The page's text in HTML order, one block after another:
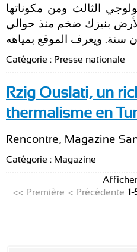
الثالث ومن مكوناتها
بنيزك ضخم منذ حوالي
Catégorie : Presse nationale
Rzig Ouslati, un
thermalisme en
Rencontre, Magazine
Catégorie : Magazine
<< Première < Précédente 1-